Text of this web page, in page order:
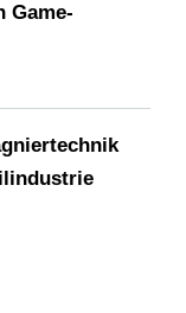
Game-